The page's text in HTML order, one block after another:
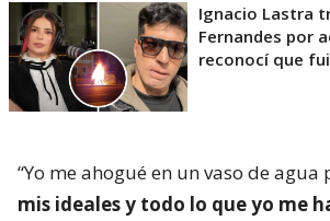
Ignacio Lastra
Fernandes por
reconocí que
“Yo me ahogué en un vaso de agua
mis ideales y todo lo que yo me